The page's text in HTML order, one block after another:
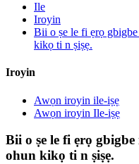
Ile
Iroyin
Bii o ṣe le fi ẹrọ
kikọ ti n ṣiṣẹ.
Iroyin
Awọn iroyin ile-iṣẹ
Awọn iroyin Ile-iṣẹ
Bii o ṣe le fi ẹrọ
ohun kikọ ti n ṣiṣẹ.